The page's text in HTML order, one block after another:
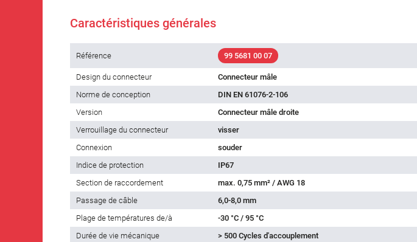
Caractéristiques générales
Référence 99 5681 00 07
Design du connecteur
Connecteur mâle
Norme de conception
DIN EN 61076-2-106
Version
Connecteur mâle droite
Verrouillage du connecteur
visser
Connexion
souder
Indice de protection
IP67
Section de raccordement
max. 0,75 mm² / AWG 18
Passage de câble
6,0-8,0 mm
Plage de températures de/à
-30 °C / 95 °C
Durée de vie mécanique
> 500 Cycles d'accouplement